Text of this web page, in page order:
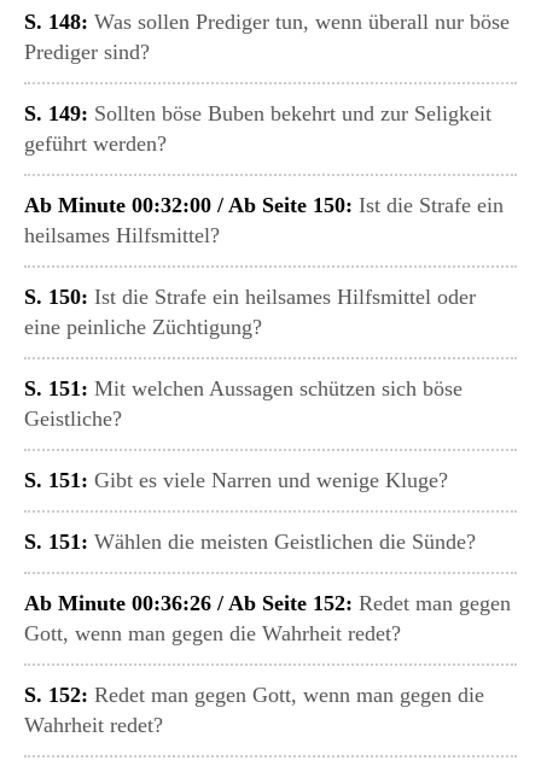
S. 148: Was sollen Prediger tun, wenn überall nur böse
Prediger sind?
S. 149: Sollten böse Buben bekehrt und zur Seligkeit
geführt werden?
Ab Minute 00:32:00 / Ab Seite 150: Ist die Strafe ein
heilsames Hilfsmittel?
S. 150: Ist die Strafe ein heilsames Hilfsmittel oder
eine peinliche Züchtigung?
S. 151: Mit welchen Aussagen schützen sich böse
Geistliche?
S. 151: Gibt es viele Narren und wenige Kluge?
S. 151: Wählen die meisten Geistlichen die Sünde?
Ab Minute 00:36:26 / Ab Seite 152: Redet man gegen
Gott, wenn man gegen die Wahrheit redet?
S. 152: Redet man gegen Gott, wenn man gegen die
Wahrheit redet?